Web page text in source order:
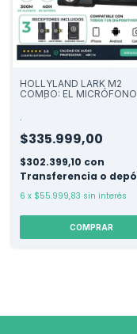
HOLLYLAND LARK M2
COMBO: EL MICRÓFONO
CÁMARA Y
EN UNA SOLA CAJA.
.
$335.999,00
$302.399,10 con
Transferencia o
6 x $55.999,83 sin interés
COMPRAR